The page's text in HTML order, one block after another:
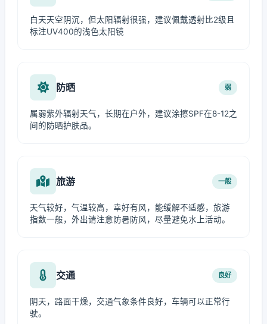
白天天空阴沉，但太阳辐射很强，建议佩戴透射比2级且
标注UV400的浅色太阳镜
防晒 弱
属弱紫外辐射天气，长期在户外，建议涂擦SPF在8-12之
间的防晒护肤品。
旅游 一般
天气较好，气温较高，幸好有风，能缓解不适感，旅游
指数一般，外出请注意防暑防风，尽量避免水上活动。
交通 良好
阴天，路面干燥，交通气象条件良好，车辆可以正常行
驶。